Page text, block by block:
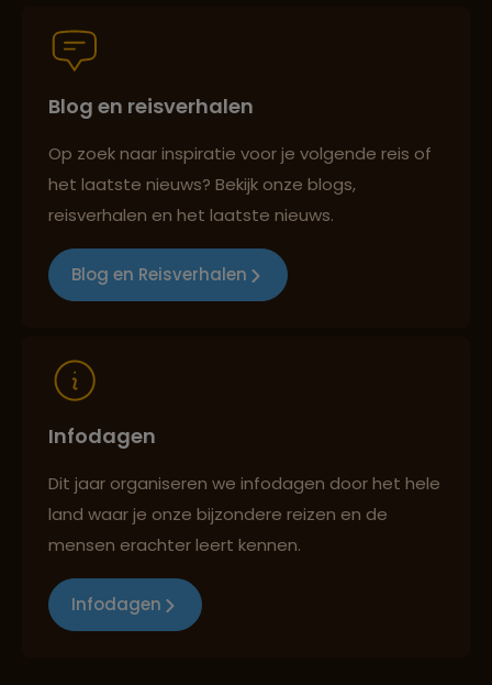
Best beoordeelde reisroutes
Reizen met oog voor mens, cultuur en milieu
Blog en reisverhalen
Op zoek naar inspiratie voor je volgende reis of
het laatste nieuws? Bekijk onze blogs,
reisverhalen en het laatste nieuws.
Blog en Reisverhalen
Infodagen
Dit jaar organiseren we infodagen door het hele
land waar je onze bijzondere reizen en de
mensen erachter leert kennen.
Infodagen